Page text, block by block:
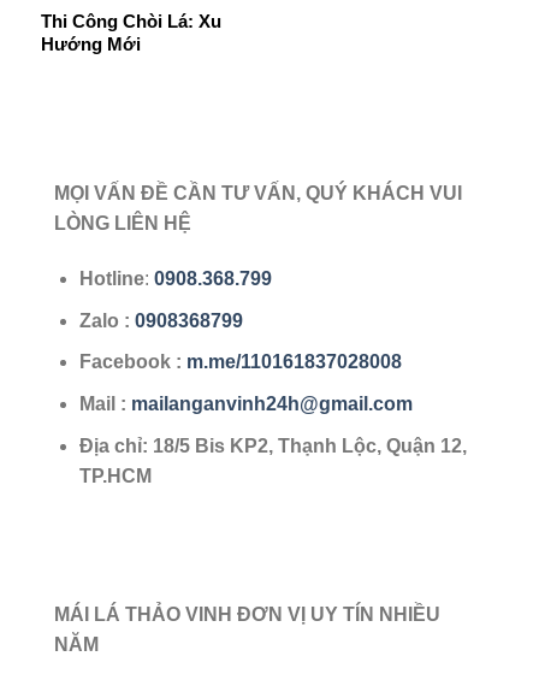
Thi Công Chòi Lá: Xu
Hướng Mới
MỌI VẤN ĐỀ CẦN TƯ VẤN, QUÝ KHÁCH VUI
LÒNG LIÊN HỆ
Hotline: 0908.368.799
Zalo : 0908368799
Facebook : m.me/110161837028008
Mail : mailanganvinh24h@gmail.com
Địa chỉ: 18/5 Bis KP2, Thạnh Lộc, Quận 12,
TP.HCM
MÁI LÁ THẢO VINH ĐƠN VỊ UY TÍN NHIỀU
NĂM